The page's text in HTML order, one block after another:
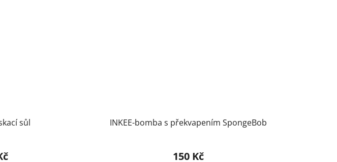
sůl INKEE-bomba s překvapením SpongeBob
150 Kč